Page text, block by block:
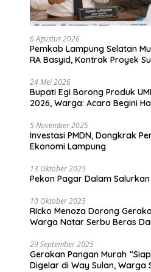
6 Agustus 2026
Pemkab Lampung Selatan
RA Basyid, Kontrak Proyek
24 Mei 2026
Bupati Egi Borong Produk
2026, Warga: Acara Begini
5 November 2025
Investasi PMDN, Dongkrak
Ekonomi Lampung
13 Oktober 2025
Pekon Pagar Dalam
10 Oktober 2025
Ricko Menoza Dorong
Warga Natar Serbu Beras
29 September 2025
Gerakan Pangan Murah
Digelar di Way Sulan, Warga